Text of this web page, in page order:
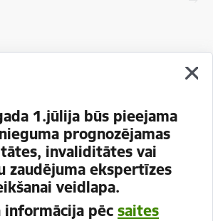
1.jūlija būs pieejama
prognozējamas
invaliditātes vai
zaudējuma ekspertīzes
veidlapa.
informācija pēc saites